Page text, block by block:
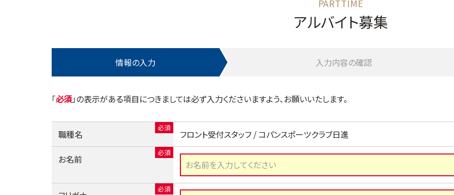
アルバイト募集
情報の入力 入力内容の確認
「 」の表示がある項目につきましては必ず入力くださいますよう、お願いいたします。
職種名 フロント受付スタッフ / コパンスポーツクラブ日進
お名前